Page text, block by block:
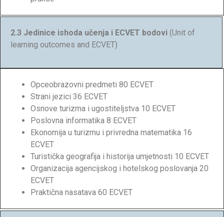
2.3 Jedinice ishoda učenja i ECVET bodovi (Unit of
learning outcomes and ECVET)
Opceobrazovni predmeti 80 ECVET
Strani jezici 36 ECVET
Osnove turizma i ugostiteljstva 10 ECVET
Poslovna informatika 8 ECVET
Ekonomija u turizmu i privredna matematika 16
ECVET
Turistička geografija i historija umjetnosti 10 ECVET
Organizacija agencijskog i hotelskog poslovanja 20
ECVET
Praktična nasatava 60 ECVET